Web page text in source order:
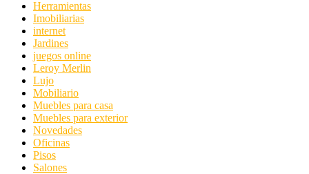
Herramientas
Imobiliarias
internet
Jardines
juegos online
Leroy Merlin
Lujo
Mobiliario
Muebles para casa
Muebles para exterior
Novedades
Oficinas
Pisos
Salones